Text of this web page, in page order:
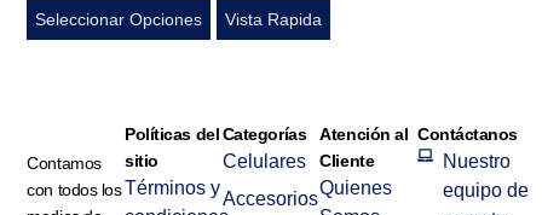
Seleccionar Opciones Vista Rapida
Contamos
con todos los
Políticas del
sitio
Términos y
Categorías
Celulares
Accesorios
Atención al
Cliente
Quienes
Contáctanos
Nuestro
equipo de